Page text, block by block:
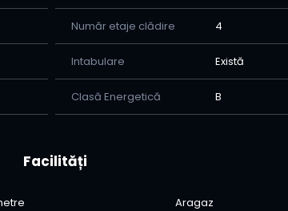
Număr etaje clădire 4
Intabulare Există
Clasă Energetică B
Facilități
Aragaz